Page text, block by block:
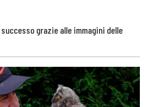
grazie alle immagini delle